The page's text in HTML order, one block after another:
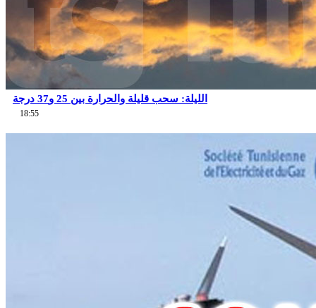
الليلة: سحب قليلة والحرارة بين 25 و37 درجة
18:55